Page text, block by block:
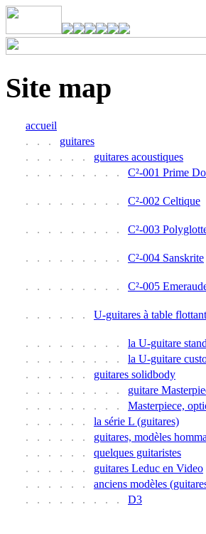
Site map
accueil
. . . guitares
. . . . . . guitares acoustiques
. . . . . . . . . C²-001 Prime
. . . . . . . . . C²-002 Celtique
. . . . . . . . . C²-003
. . . . . . . . . C²-004 Sanskrite
. . . . . . . . . C²-005
. . . . . . U-guitares à table
. . . . . . . . . la U-guitare
. . . . . . . . . la U-guitare
. . . . . . guitares solidbody
. . . . . . . . . guitare
. . . . . . . . . Masterpiece,
. . . . . . la série L (guitares)
. . . . . . guitares, modèles
. . . . . . quelques guitaristes
. . . . . . guitares Leduc en Video
. . . . . . anciens modèles
. . . . . . . . . D3